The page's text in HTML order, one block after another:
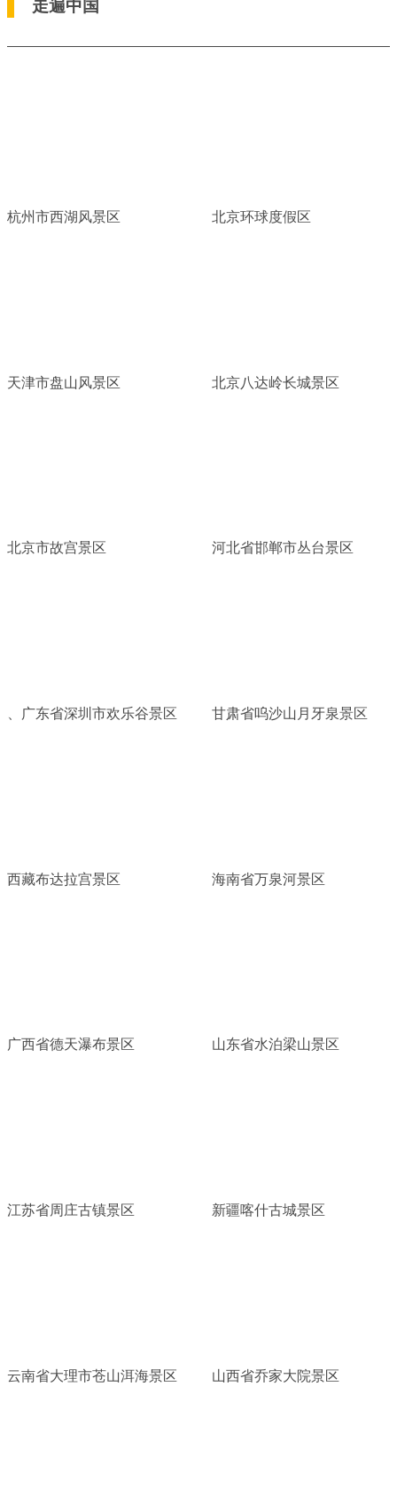
走遍中国
杭州市西湖风景区 北京环球度假区
天津市盘山风景区 北京八达岭长城景区
北京市故宫景区 河北省邯郸市丛台景区
、广东省深圳市欢乐谷景区 甘肃省呜沙山月牙泉景区
西藏布达拉宫景区 海南省万泉河景区
广西省德天瀑布景区 山东省水泊梁山景区
江苏省周庄古镇景区 新疆喀什古城景区
云南省大理市苍山洱海景区 山西省乔家大院景区